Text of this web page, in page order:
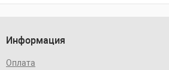
Информация
Оплата